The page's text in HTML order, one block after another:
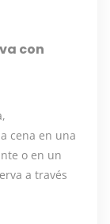
con
cena en una
o en un
a través